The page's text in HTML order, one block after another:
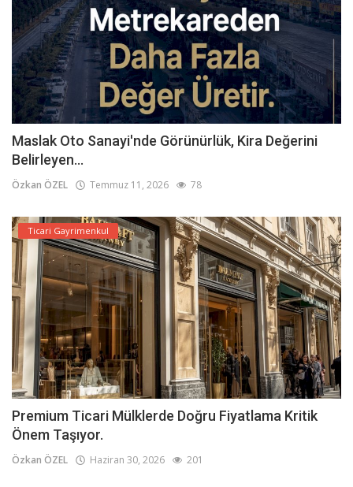
Maslak Oto Sanayi'nde Görünürlük, Kira Değerini
Belirleyen...
Özkan ÖZEL Temmuz 11, 2026 78
Ticari Gayrimenkul
Premium Ticari Mülklerde Doğru Fiyatlama Kritik
Önem Taşıyor.
Özkan ÖZEL Haziran 30, 2026 201